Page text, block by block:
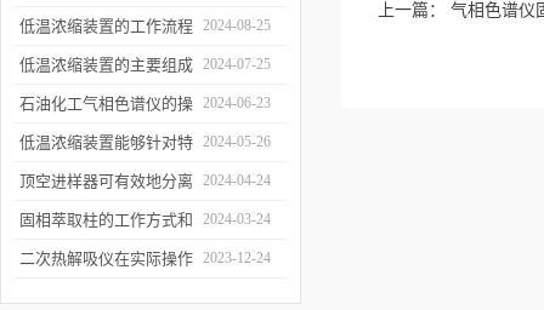
应用
样品引入色谱柱并推动分
离过程
低温浓缩装置的工作流程
及使用注意事项
2024-08-25
低温浓缩装置的主要组成
部分及具体工作流程分析
2024-07-25
石油化工气相色谱仪的操
作要点详细分析
2024-06-23
低温浓缩装置能够针对特
定的目标组分进行有效浓
缩
2024-05-26
顶空进样器可有效地分离
和富集样品中的挥发性成
分
2024-04-24
固相萃取柱的工作方式和
应用场景
2024-03-24
二次热解吸仪在实际操作 2023-12-24
上一篇： 气相色谱仪